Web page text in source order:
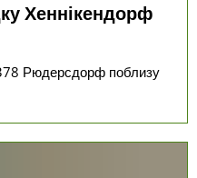
Хеннікендорф
Рюдерсдорф поблизу